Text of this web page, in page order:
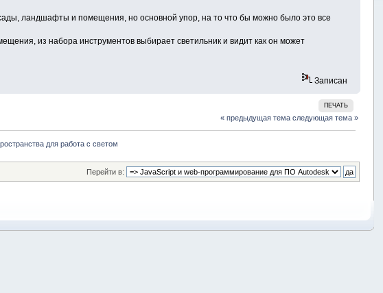
ландшафты и помещения, но основной упор, на то что бы можно было это все
из набора инструментов выбирает светильник и видит как он может
Записан
ПЕЧАТЬ
« предыдущая тема следующая тема »
для работа с светом
Перейти в: